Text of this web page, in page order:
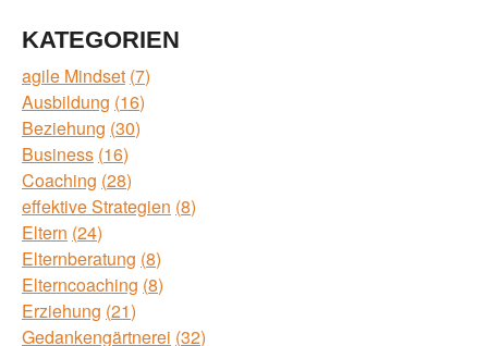
KATEGORIEN
agile Mindset 7
Ausbildung 16
Beziehung 30
Business 16
Coaching 28
effektive Strategien 8
Eltern 24
Elternberatung 8
Elterncoaching 8
Erziehung 21
Gedankengärtnerei 32